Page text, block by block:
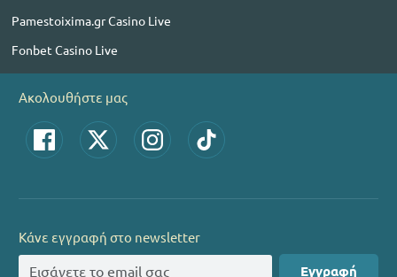
Pamestoixima.gr Casino Live
Fonbet Casino Live
Ακολουθήστε μας
Κάνε εγγραφή στο newsletter
Εγγραφή